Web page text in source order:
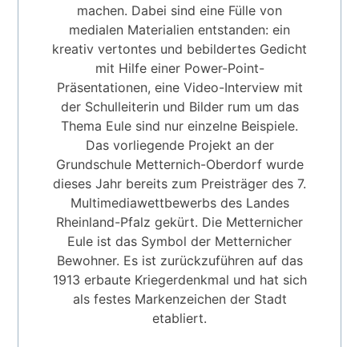
machen. Dabei sind eine Fülle von
medialen Materialien entstanden: ein
kreativ vertontes und bebildertes Gedicht
mit Hilfe einer Power-Point-
Präsentationen, eine Video-Interview mit
der Schulleiterin und Bilder rum um das
Thema Eule sind nur einzelne Beispiele.
Das vorliegende Projekt an der
Grundschule Metternich-Oberdorf wurde
dieses Jahr bereits zum Preisträger des 7.
Multimediawettbewerbs des Landes
Rheinland-Pfalz gekürt. Die Metternicher
Eule ist das Symbol der Metternicher
Bewohner. Es ist zurückzuführen auf das
1913 erbaute Kriegerdenkmal und hat sich
als festes Markenzeichen der Stadt
etabliert.